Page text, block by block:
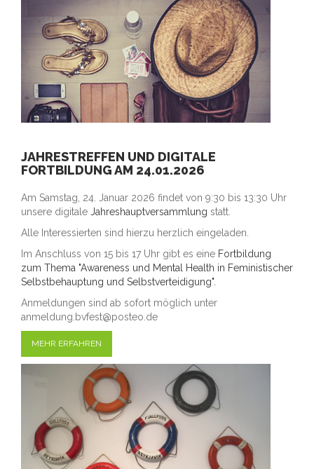
JAHRESTREFFEN UND DIGITALE
FORTBILDUNG AM 24.01.2026
Am Samstag, 24. Januar 2026 findet von 9:30 bis 13:30 Uhr
unsere digitale Jahreshauptversammlung statt.
Alle Interessierten sind hierzu herzlich eingeladen.
Im Anschluss von 15 bis 17 Uhr gibt es eine Fortbildung
zum Thema "Awareness und Mental Health in Feministischer
Selbstbehauptung und Selbstverteidigung".
Anmeldungen sind ab sofort möglich unter
anmeldung.bvfest@posteo.de
MEHR ERFAHREN